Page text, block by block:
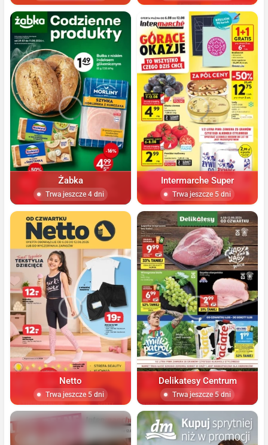
Żabka
Trwa jeszcze 4 dni
Intermarche Super
Trwa jeszcze 5 dni
Netto
Trwa jeszcze 5 dni
Delikatesy Centrum
Trwa jeszcze 5 dni